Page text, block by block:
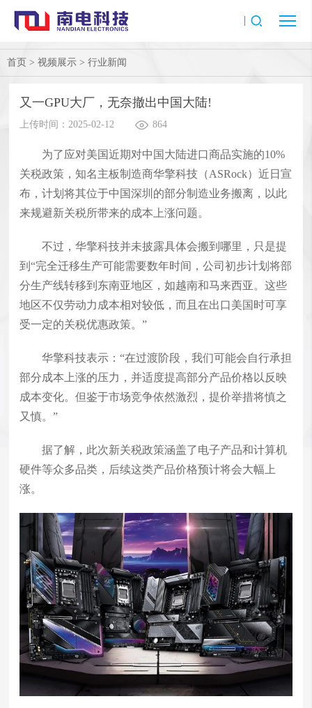
首页 > 视频展示 > 行业新闻
又一GPU大厂，无奈撤出中国大陆!
上传时间：2025-02-12 864
为了应对美国近期对中国大陆进口商品实施的10%
关税政策，知名主板制造商华擎科技（ASRock）近日宣
布，计划将其位于中国深圳的部分制造业务搬离，以此
来规避新关税所带来的成本上涨问题。
不过，华擎科技并未披露具体会搬到哪里，只是提
到“完全迁移生产可能需要数年时间，公司初步计划将部
分生产线转移到东南亚地区，如越南和马来西亚。这些
地区不仅劳动力成本相对较低，而且在出口美国时可享
受一定的关税优惠政策。”
华擎科技表示：“在过渡阶段，我们可能会自行承担
部分成本上涨的压力，并适度提高部分产品价格以反映
成本变化。但鉴于市场竞争依然激烈，提价举措将慎之
又慎。”
据了解，此次新关税政策涵盖了电子产品和计算机
硬件等众多品类，后续这类产品价格预计将会大幅上
涨。